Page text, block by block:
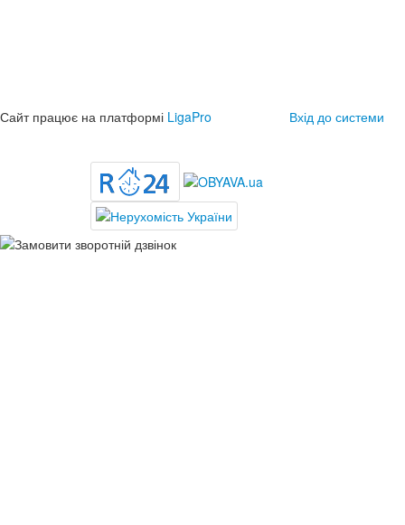
Сайт працює на платформі LigaPro Вхід до системи